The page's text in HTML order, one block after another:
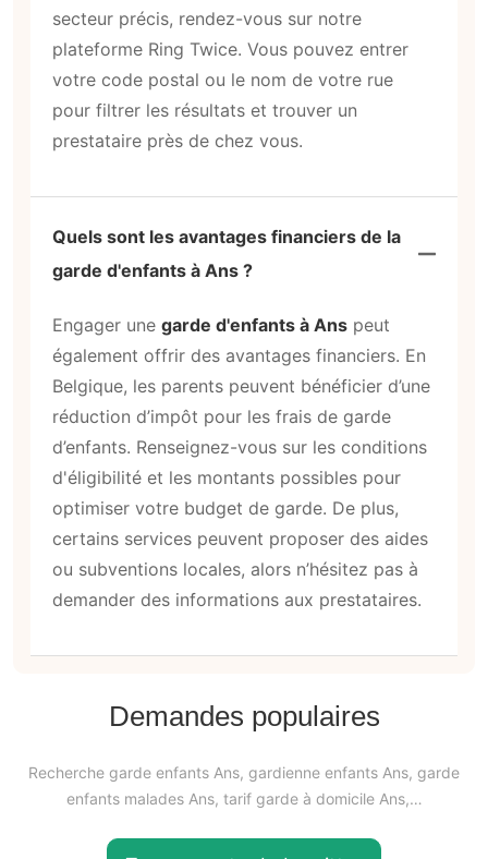
secteur précis, rendez-vous sur notre
plateforme Ring Twice. Vous pouvez entrer
votre code postal ou le nom de votre rue
pour filtrer les résultats et trouver un
prestataire près de chez vous.
Quels sont les avantages financiers de la
garde d'enfants à Ans ?
Engager une garde d'enfants à Ans peut
également offrir des avantages financiers. En
Belgique, les parents peuvent bénéficier d’une
réduction d’impôt pour les frais de garde
d’enfants. Renseignez-vous sur les conditions
d'éligibilité et les montants possibles pour
optimiser votre budget de garde. De plus,
certains services peuvent proposer des aides
ou subventions locales, alors n’hésitez pas à
demander des informations aux prestataires.
Demandes populaires
Recherche garde enfants Ans, gardienne enfants Ans, garde
enfants malades Ans, tarif garde à domicile Ans,…